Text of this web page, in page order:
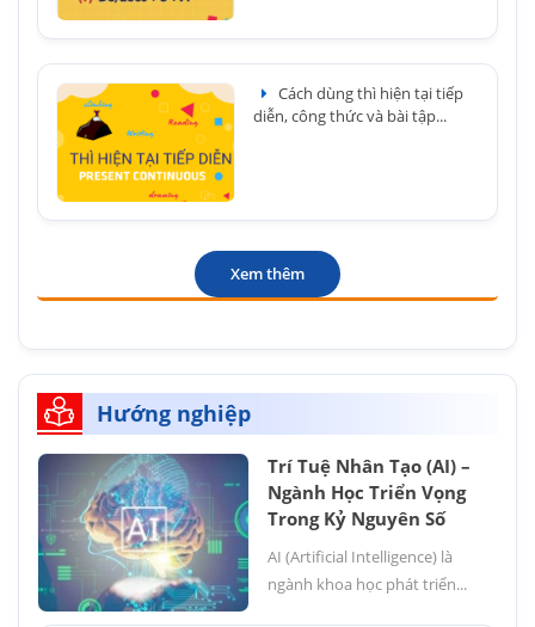
Cách dùng thì hiện tại tiếp
diễn, công thức và bài tập...
Xem thêm
Hướng nghiệp
Trí Tuệ Nhân Tạo (AI) –
Ngành Học Triển Vọng
Trong Kỷ Nguyên Số
AI (Artificial Intelligence) là
ngành khoa học phát triển...